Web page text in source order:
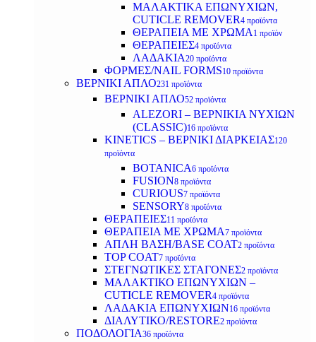
ΜΑΛΑΚΤΙΚΑ ΕΠΩΝΥΧΙΩΝ,
CUTICLE REMOVER4 προϊόντα
ΘΕΡΑΠΕΙΑ ΜΕ ΧΡΩΜΑ 1 προϊόν
ΘΕΡΑΠΕΙΕΣ4 προϊόντα
ΛΑΔΑΚΙΑ20 προϊόντα
ΦΟΡΜΕΣ/NAIL FORMS10 προϊόντα
ΒΕΡΝΙΚΙ ΑΠΛΟ231 προϊόντα
ΒΕΡΝΙΚΙ ΑΠΛΟ52 προϊόντα
ALEZORI – ΒΕΡΝΙΚΙΑ ΝΥΧΙΩΝ
(CLASSIC)16 προϊόντα
KINETICS – ΒΕΡΝΙΚΙ ΔΙΑΡΚΕΙΑΣ120
προϊόντα
BOTANICA6 προϊόντα
FUSION8 προϊόντα
CURIOUS7 προϊόντα
SENSORY8 προϊόντα
ΘΕΡΑΠΕΙΕΣ11 προϊόντα
ΘΕΡΑΠΕΙΑ ΜΕ ΧΡΩΜΑ7 προϊόντα
ΑΠΛΗ ΒΑΣΗ/BASE COAT2 προϊόντα
TOP COAT7 προϊόντα
ΣΤΕΓΝΩΤΙΚΕΣ ΣΤΑΓΟΝΕΣ2 προϊόντα
ΜΑΛΑΚΤΙΚΟ ΕΠΩΝΥΧΙΩΝ –
CUTICLE REMOVER4 προϊόντα
ΛΑΔΑΚΙΑ ΕΠΩΝΥΧΙΩΝ16 προϊόντα
ΔΙΑΛΥΤΙΚΟ/RESTORE2 προϊόντα
ΠΟΔΟΛΟΓΙΑ36 προϊόντα